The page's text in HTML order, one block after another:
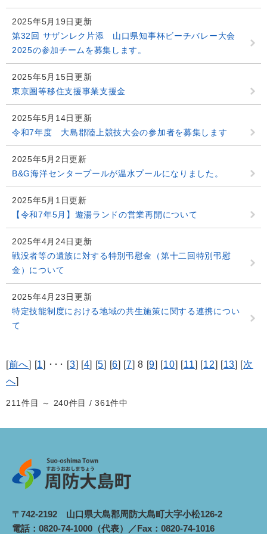
2025年5月19日更新
第32回 サザンレク片添 山口県知事杯ビーチバレー大会
2025の参加チームを募集します。
2025年5月15日更新
東京圏等移住支援事業支援金
2025年5月14日更新
令和7年度 大島郡陸上競技大会の参加者を募集します
2025年5月2日更新
B&G海洋センタープールが温水プールになりました。
2025年5月1日更新
【令和7年5月】遊湯ランドの営業再開について
2025年4月24日更新
戦没者等の遺族に対する特別弔慰金（第十二回特別弔慰
金）について
2025年4月23日更新
特定技能制度における地域の共生施策に関する連携につい
て
[前へ] [1] ･･･ [3] [4] [5] [6] [7] 8 [9] [10] [11] [12] [13] [次
へ]
211件目 ～ 240件目 / 361件中
〒742-2192 山口県大島郡周防大島町大字小松126-2
電話：0820-74-1000（代表）／Fax：0820-74-1016